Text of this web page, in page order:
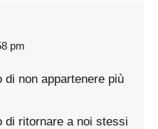
pm
di non appartenere più
di ritornare a noi stessi